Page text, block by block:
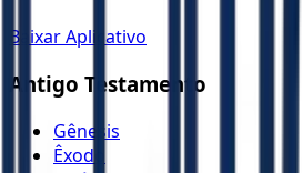
Baixar Aplicativo
Antigo Testamento
Gênesis
Êxodo